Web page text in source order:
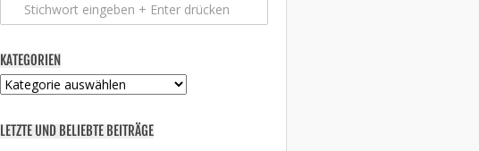
KATEGORIEN
Kategorien
LETZTE UND BELIEBTE BEITRÄGE